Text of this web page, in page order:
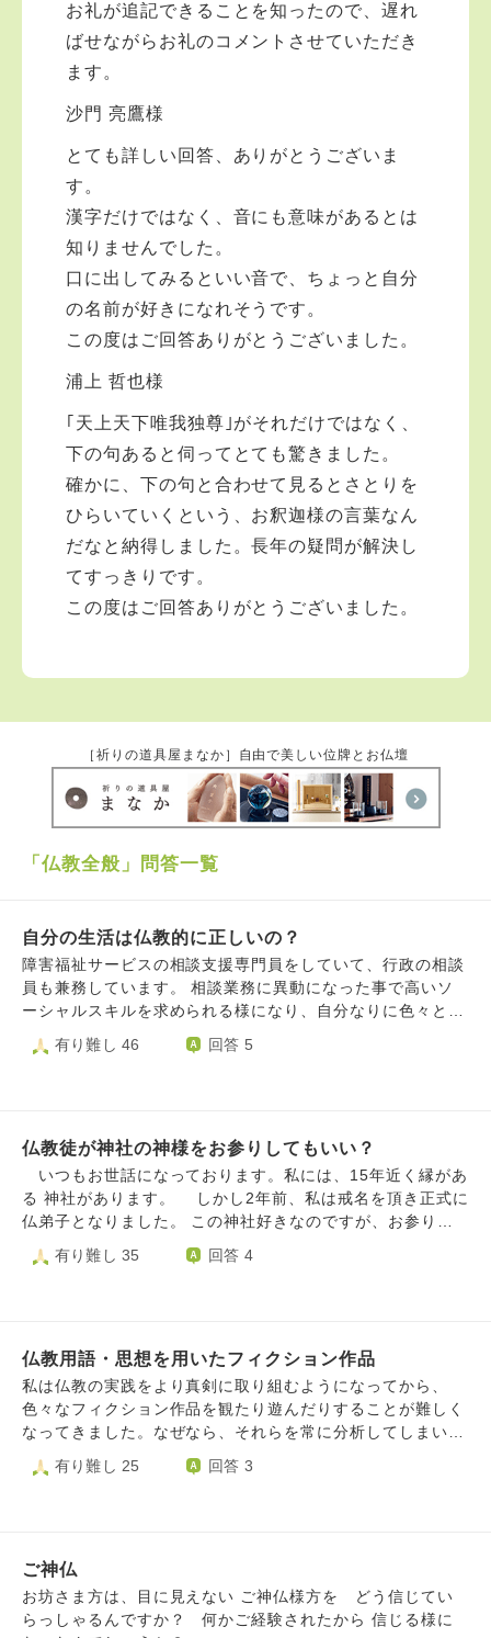
お礼が追記できることを知ったので、遅れ
ばせながらお礼のコメントさせていただき
ます。
沙門 亮鷹様
とても詳しい回答、ありがとうございま
す。
漢字だけではなく、音にも意味があるとは
知りませんでした。
口に出してみるといい音で、ちょっと自分
の名前が好きになれそうです。
この度はご回答ありがとうございました。
浦上 哲也様
｢天上天下唯我独尊｣がそれだけではなく、
下の句あると伺ってとても驚きました。
確かに、下の句と合わせて見るとさとりを
ひらいていくという、お釈迦様の言葉なん
だなと納得しました。長年の疑問が解決し
てすっきりです。
この度はご回答ありがとうございました。
［祈りの道具屋まなか］自由で美しい位牌とお仏壇
「仏教全般」問答一覧
自分の生活は仏教的に正しいの？
障害福祉サービスの相談支援専門員をしていて、行政の相談
員も兼務しています。 相談業務に異動になった事で高いソ
ーシャルスキルを求められる様になり、自分なりに色々と努
力して、辿り着いたのが「仏」という存在でした。 ・自分
が無力な存在であると認める。 ・相手の悪い部分にばかり
いう事に対するエゴであると認識する。 ・どんな事があっ
ても怒らない。 ・毎朝、お経を唱え線香をあげる。 ・礼
拝、法話、法具磨きなどに参加する これらを実践する事で
「入社したばかりの頃はヤクザが入ってきた様な威圧感があ
しかし、いつもニコニコして人間関係を円滑に進めるだけの
とや自分の主張を通す様なエゴも必要なのでしょうか？ ご
回答よろしくお願いします。
有り難し 46 回答 5
仏教徒が神社の神様をお参りしてもいい？
いつもお世話になっております。私には、15年近く縁があ
る 神社があります。 しかし2年前、私は戒名を頂き正式に
仏弟子となりました。 この神社好きなのですが、お参りし
ても問題ありませんでしょうか。 仏教徒が神道をはじめ
他の宗教の神様に祈ることは、仏教への 不敬にあたります
主張したり、 大声で自宗教の経などを唱えるのは神様にも
他の参詣者にも 失礼」 とおっしゃっていました。 仏教サ
イドではどうなんだろう？他の宗教の神様に感謝する、 祈
るというのは。と思っています。 追伸 認知行動療法が
の時に私の隣に 知的障害者が座り、恐怖で震えが止まらな
たのは 却ってよかった」 と言われました。 「環境的な要因
は大きい。ひょっとしたら、お不動様の おかげかもしれな
い」 という結論になり、昨日、この祈願寺にお礼参りして
有り難し 35 回答 4
仏教用語・思想を用いたフィクション作品
私は仏教の実践をより真剣に取り組むようになってから、
色々なフィクション作品を観たり遊んだりすることが難しく
なってきました。なぜなら、それらを常に分析してしまい、
「戒を破っているのではないか」「罪を犯しているのではな
いか」と心配になってしまうからです。多くの場合、自分が
るいは不敬に感じられる方法で使用しているメディアに触れ
るときです。例を二つ挙げます。 1) アニメ・漫画『呪術廻
戦』 この作品には多くの仏教的言及があります。例えば、
有り難し 25 回答 3
ご神仏
お坊さま方は、目に見えない ご神仏様方を どう信じてい
らっしゃるんですか？ 何かご経験されたから 信じる様に